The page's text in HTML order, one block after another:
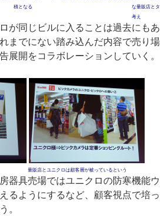
積となる
な量販店と
考え
が同じビルに入ることは過去にもあ
までにない踏み込んだ内容で売り場
展開をコラボレーションしていく。
量販店とユニクロは顧客層が被っているという
器具売場ではユニクロの防寒機能ウ
るようにするなど、顧客視点で培っ
。